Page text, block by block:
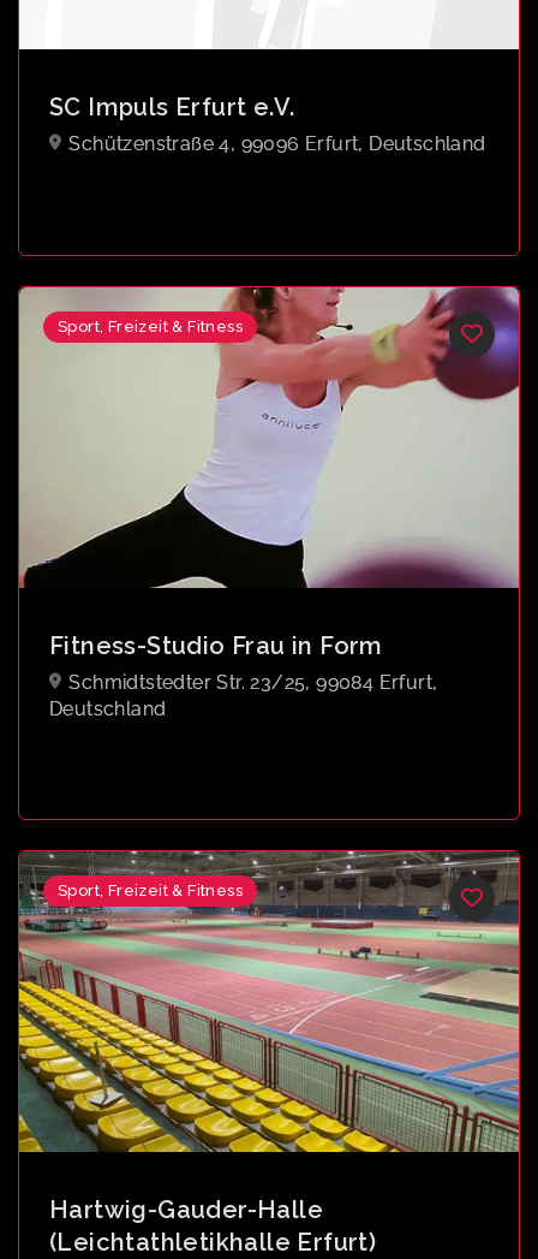
SC Impuls Erfurt e.V.
Schützenstraße 4, 99096 Erfurt, Deutschland
Sport, Freizeit & Fitness
Fitness-Studio Frau in Form
Schmidtstedter Str. 23/25, 99084 Erfurt,
Deutschland
Sport, Freizeit & Fitness
Hartwig-Gauder-Halle
(Leichtathletikhalle Erfurt)